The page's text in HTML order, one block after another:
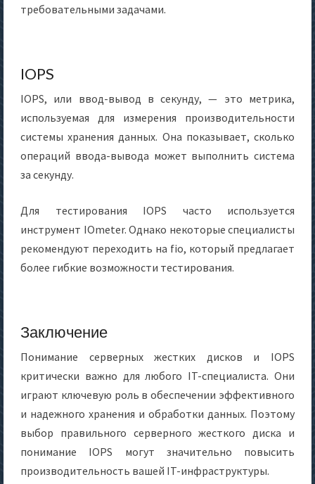
требовательными задачами.
IOPS
IOPS, или ввод-вывод в секунду, — это метрика,
используемая для измерения производительности
системы хранения данных. Она показывает, сколько
операций ввода-вывода может выполнить система
за секунду.
Для тестирования IOPS часто используется
инструмент IOmeter. Однако некоторые специалисты
рекомендуют переходить на fio, который предлагает
более гибкие возможности тестирования.
Заключение
Понимание серверных жестких дисков и IOPS
критически важно для любого IT-специалиста. Они
играют ключевую роль в обеспечении эффективного
и надежного хранения и обработки данных. Поэтому
выбор правильного серверного жесткого диска и
понимание IOPS могут значительно повысить
производительность вашей IT-инфраструктуры.